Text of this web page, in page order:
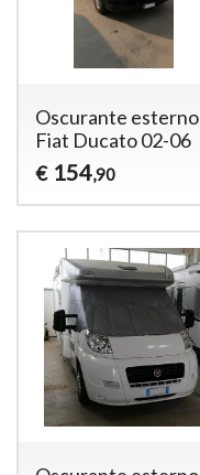
Oscurante esterno
Fiat Ducato 02-06
€ 154,90